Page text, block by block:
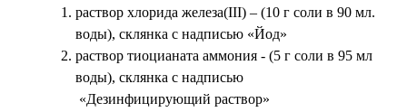
раствор хлорида железа(III) – (10 г соли в 90 мл.
воды), склянка с надписью «Йод»
раствор тиоцианата аммония - (5 г соли в 95 мл
воды), склянка с надписью
«Дезинфицирующий раствор»